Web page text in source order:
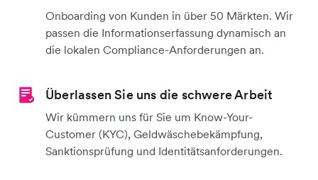
Onboarding von Kunden in über 50 Märkten. Wir
passen die Informationserfassung dynamisch an
die lokalen Compliance-Anforderungen an.
Überlassen Sie uns die schwere Arbeit
Wir kümmern uns für Sie um Know-Your-
Customer (KYC), Geldwäschebekämpfung,
Sanktionsprüfung und Identitätsanforderungen.